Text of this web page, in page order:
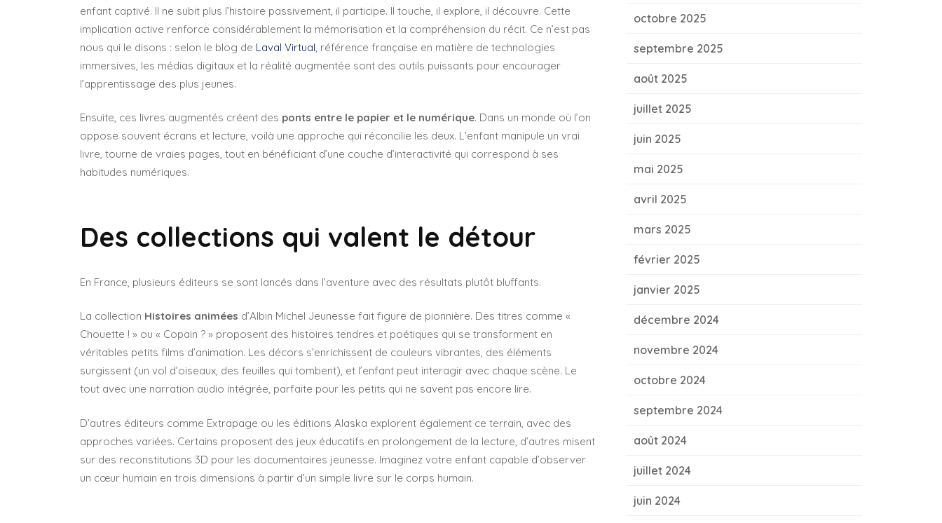
enfant captivé. Il ne subit plus l’histoire passivement, il participe. Il touche, il explore, il découvre. Cette
implication active renforce considérablement la mémorisation et la compréhension du récit. Ce n’est pas
nous qui le disons : selon le blog de Laval Virtual , référence française en matière de technologies
immersives, les médias digitaux et la réalité augmentée sont des outils puissants pour encourager
l’apprentissage des plus jeunes.
Ensuite, ces livres augmentés créent des ponts entre le papier et le numérique. Dans un monde où l’on
oppose souvent écrans et lecture, voilà une approche qui réconcilie les deux. L’enfant manipule un vrai
livre, tourne de vraies pages, tout en bénéficiant d’une couche d’interactivité qui correspond à ses
habitudes numériques.
Des collections qui valent le détour
En France, plusieurs éditeurs se sont lancés dans l’aventure avec des résultats plutôt bluffants.
La collection Histoires animées d’Albin Michel Jeunesse fait figure de pionnière. Des titres comme «
Chouette ! » ou « Copain ? » proposent des histoires tendres et poétiques qui se transforment en
véritables petits films d’animation. Les décors s’enrichissent de couleurs vibrantes, des éléments
surgissent (un vol d’oiseaux, des feuilles qui tombent), et l’enfant peut interagir avec chaque scène. Le
tout avec une narration audio intégrée, parfaite pour les petits qui ne savent pas encore lire.
D’autres éditeurs comme Extrapage ou les éditions Alaska explorent également ce terrain, avec des
approches variées. Certains proposent des jeux éducatifs en prolongement de la lecture, d’autres misent
sur des reconstitutions 3D pour les documentaires jeunesse. Imaginez votre enfant capable d’observer
un cœur humain en trois dimensions à partir d’un simple livre sur le corps humain.
octobre 2025
septembre 2025
août 2025
juillet 2025
juin 2025
mai 2025
avril 2025
mars 2025
février 2025
janvier 2025
décembre 2024
novembre 2024
octobre 2024
septembre 2024
août 2024
juillet 2024
juin 2024